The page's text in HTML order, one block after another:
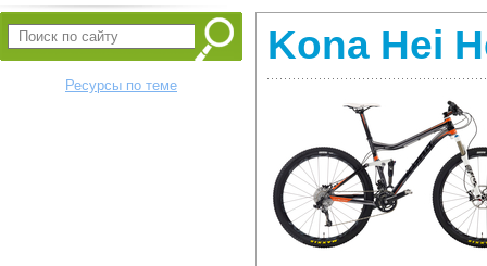
Ресурсы по теме
Kona Hei